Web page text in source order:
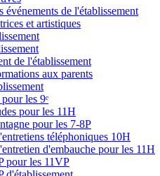
événements de l'établissement
et artistiques
de l'établissement
aux parents
les 9ᵉ
pour les 11H
pour les 7-8P
téléphoniques 10H
d'embauche pour les 11H
pour les 11VP